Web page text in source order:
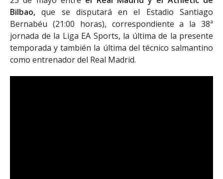
Bilbao, que se disputará en el Estadio Santiago
Bernabéu (21:00 horas), correspondiente a la 38ª
jornada de la Liga EA Sports, la última de la presente
temporada y también la última del técnico salmantino
como entrenador del Real Madrid.